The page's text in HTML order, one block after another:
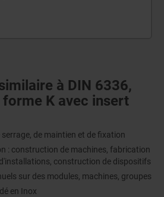
à DIN 6336,
K avec insert
de maintien et de fixation
: construction de machines, fabrication
construction de dispositifs
sur des modules, machines, groupes
en Inox